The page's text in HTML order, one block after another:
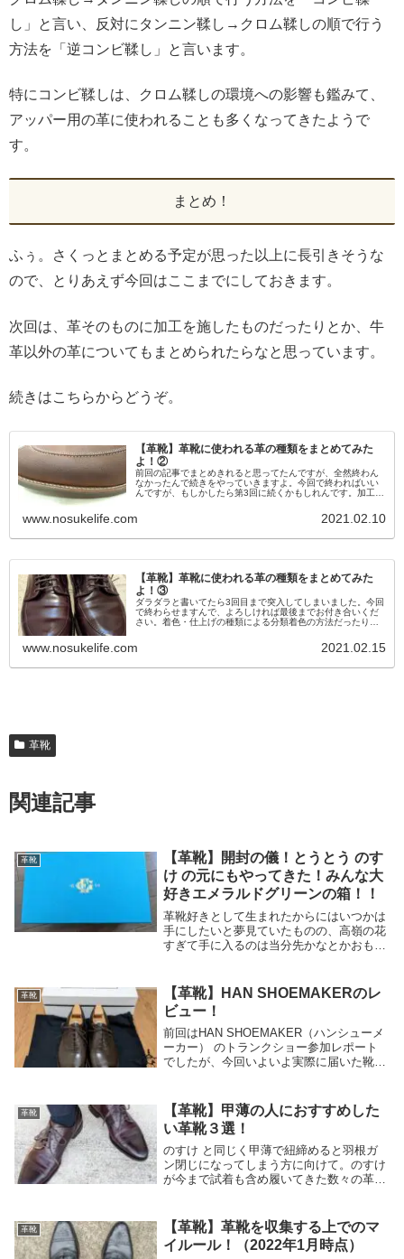
し」と言い、反対にタンニン鞣し→クロム鞣しの順で行う
方法を「逆コンビ鞣し」と言います。
特にコンビ鞣しは、クロム鞣しの環境への影響も鑑みて、
アッパー用の革に使われることも多くなってきたようで
す。
まとめ！
ふぅ。さくっとまとめる予定が思った以上に長引きそうな
ので、とりあえず今回はここまでにしておきます。
次回は、革そのものに加工を施したものだったりとか、牛
革以外の革についてもまとめられたらなと思っています。
続きはこちらからどうぞ。
【革靴】革靴に使われる革の種類をまとめてみた
よ！②
前回の記事でまとめきれると思ってたんですが、全然終わん
なかったんで続きをやっていきますよ。今回で終わればいい
んですが、もしかしたら第3回に続くかもしれんです。加工の
www.nosukelife.com 2021.02.10
【革靴】革靴に使われる革の種類をまとめてみた
よ！③
ダラダラと書いてたら3回目まで突入してしまいました。今回
で終わらせますんで、よろしければ最後までお付き合いくだ
さい。着色・仕上げの種類による分類着色の方法だったり仕
www.nosukelife.com 2021.02.15
革靴
関連記事
革靴
【革靴】開封の儀！とうとう のす
け の元にもやってきた！みんな大
好きエメラルドグリーンの箱！！
革靴好きとして生まれたからにはいつかは
手にしたいと夢見ていたものの、高嶺の花
すぎて手に入るのは当分先かなとかおもっ
るか分かりませんね。ということで、遂に
買ってしまい...
革靴
【革靴】HAN SHOEMAKERのレ
ビュー！
前回はHAN SHOEMAKER（ハンシューメ
ーカー） のトランクショー参加レポート
でしたが、今回いよいよ実際に届いた靴の
革靴
【革靴】甲薄の人におすすめした
い革靴３選！
のすけ と同じく甲薄で紐締めると羽根ガ
ン閉じになってしまう方に向けて。のすけ
が今まで試着も含め履いてきた数々の革靴
い感じの靴あるじゃん、ちょっと履いてみ
ようかな。...
革靴
【革靴】革靴を収集する上でのマ
イルール！（2022年1月時点）